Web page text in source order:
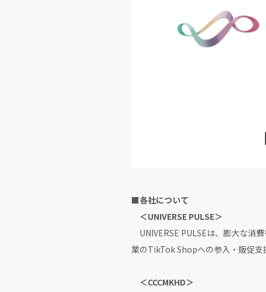
■各社について
＜UNIVERSE PULSE＞
UNIVERSE PULSEは、膨大な消
業のTikTok Shopへの参入・販促支
＜CCCMKHD＞